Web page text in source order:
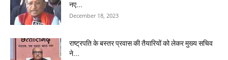
नए...
December 18, 2023
राष्ट्रपति के बस्तर प्रवास की तैयारियों को लेकर मुख्य सचिव
ने...